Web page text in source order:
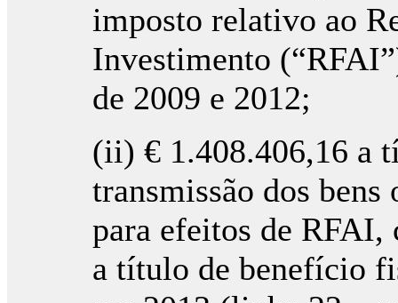
imposto relativo ao
Investimento
de 2009 e 2012;
(ii) € 1.408.406,16 a
transmissão dos
para efeitos de RFAI,
a título de benefício